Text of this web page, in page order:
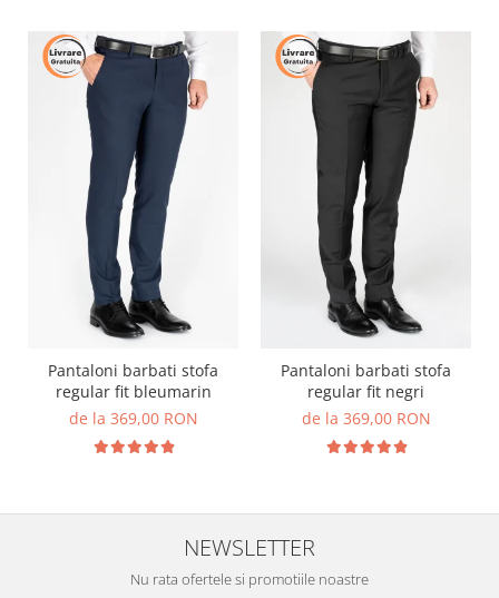
Pantaloni barbati stofa
regular fit bleumarin
de la 369,00 RON
Pantaloni barbati stofa
regular fit negri
de la 369,00 RON
NEWSLETTER
Nu rata ofertele si promotiile noastre